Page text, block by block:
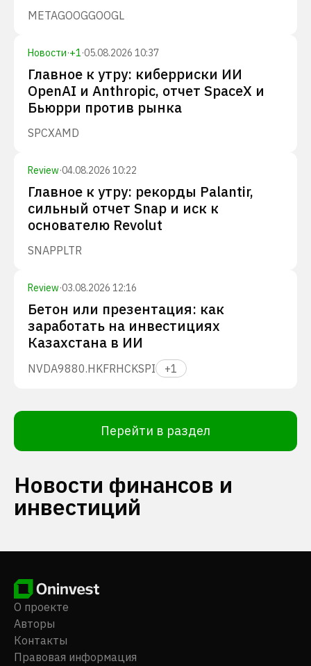
METAGOOGGOOGL
Новости·+1·05.08.2026 10:37
Главное к утру: киберриски ИИ
OpenAI и Anthropic, отчет SpaceX и
Бьюрри против рынка
SPCXAMD
Review·04.08.2026 10:22
Главное к утру: рекорды Palantir,
сильный отчет Snap и иск к
основателю Revolut
SNAPPLTR
Review·03.08.2026 12:16
Бетон или презентация: как
заработать на инвестициях
Казахстана в ИИ
NVDA9880.HKFRHCKSPI +1
Перейти в раздел
Новости финансов и
инвестиций
О проекте
Авторы
Контакты
Правовая информация